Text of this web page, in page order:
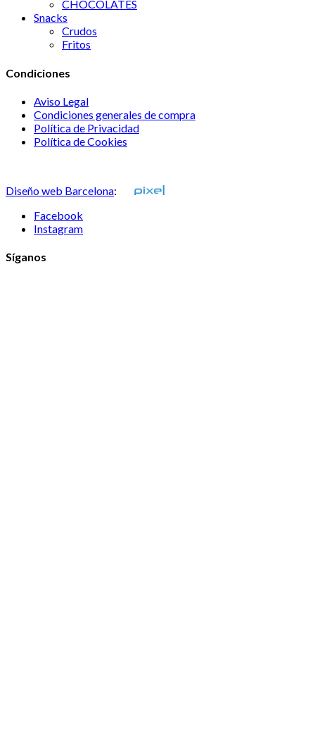
CHOCOLATES
Snacks
Crudos
Fritos
Condiciones
Aviso Legal
Condiciones generales de compra
Política de Privacidad
Política de Cookies
Diseño web Barcelona:
Facebook
Instagram
Síganos